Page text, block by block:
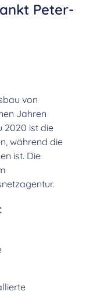
Peter-
von
Jahren
2020 ist die
während die
ist. Die